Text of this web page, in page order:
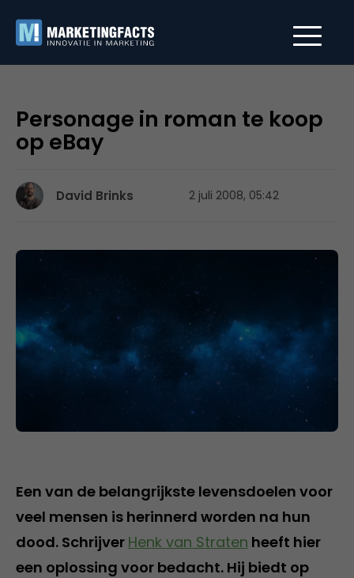
Personage in roman te koop
op eBay
David Brinks 2 juli 2008, 05:42
Een van de belangrijkste levensdoelen voor
veel mensen is herinnerd worden na hun
dood. Schrijver Henk van Straten heeft hier
een oplossing voor bedacht. Hij biedt op